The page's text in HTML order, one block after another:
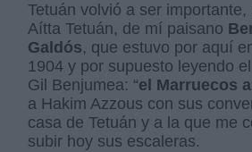
Tetuán volvió a ser
Aítta Tetuán, de mí paisano
Galdós, que estuvo por aquí
1904 y por supuesto leyendo
Gil Benjumea: “el Marruecos
a Hakim Azzous con sus
casa de Tetuán y a la que me
subir hoy sus escaleras.